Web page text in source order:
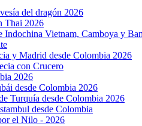
del dragón 2026
Thai 2026
Indochina Vietnam, Camboya y
y Madrid desde Colombia 2026
con Crucero
2026
desde Colombia 2026
Turquía desde Colombia 2026
desde Colombia
el Nilo - 2026